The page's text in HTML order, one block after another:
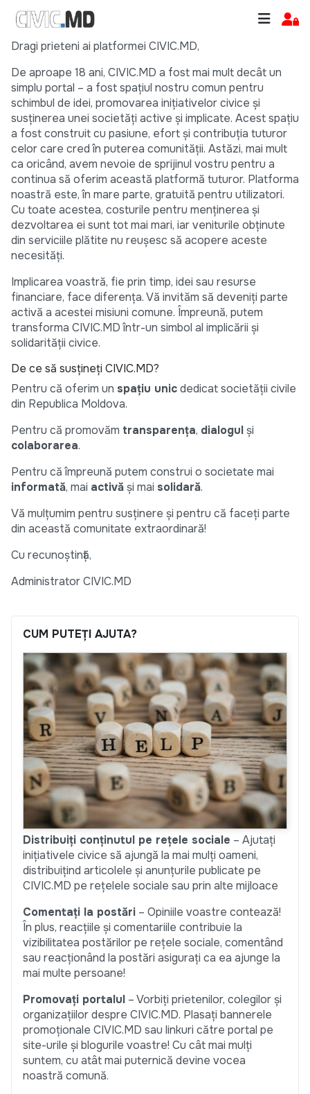
Dragi prieteni ai platformei CIVIC.MD,
De aproape 18 ani, CIVIC.MD a fost mai mult decât un
simplu portal – a fost spațiul nostru comun pentru
schimbul de idei, promovarea inițiativelor civice și
susținerea unei societăți active și implicate. Acest spațiu
a fost construit cu pasiune, efort și contribuția tuturor
celor care cred în puterea comunității. Astăzi, mai mult
ca oricând, avem nevoie de sprijinul vostru pentru a
continua să oferim această platformă tuturor. Platforma
noastră este, în mare parte, gratuită pentru utilizatori.
Cu toate acestea, costurile pentru menținerea și
dezvoltarea ei sunt tot mai mari, iar veniturile obținute
din serviciile plătite nu reușesc să acopere aceste
necesități.
Implicarea voastră, fie prin timp, idei sau resurse
financiare, face diferența. Vă invităm să deveniți parte
activă a acestei misiuni comune. Împreună, putem
transforma CIVIC.MD într-un simbol al implicării și
solidarității civice.
De ce să susțineți CIVIC.MD?
Pentru că oferim un spațiu unicdedicat societății civile
din Republica Moldova.
Pentru că promovăm transparența, dialogul și
colaborarea.
Pentru că împreună putem construi o societate mai
informată, mai activă și mai solidară.
Vă mulțumim pentru susținere și pentru că faceți parte
din această comunitate extraordinară!
Cu recunoștință,
Administrator CIVIC.MD
CUM PUTEȚI AJUTA?
Distribuiți conținutul pe rețele sociale – Ajutați
inițiativele civice să ajungă la mai mulți oameni,
distribuițind articolele și anunțurile publicate pe
CIVIC.MD pe rețelele sociale sau prin alte mijloace
Comentați la postări – Opiniile voastre contează!
În plus, reacțiile și comentariile contribuie la
vizibilitatea postărilor pe rețele sociale, comentând
sau reacționând la postări asigurați ca ea ajunge la
mai multe persoane!
Promovați portalul – Vorbiți prietenilor, colegilor și
organizațiilor despre CIVIC.MD. Plasați bannerele
promoționale CIVIC.MD sau linkuri către portal pe
site-urile și blogurile voastre! Cu cât mai mulți
suntem, cu atât mai puternică devine vocea
noastră comună.